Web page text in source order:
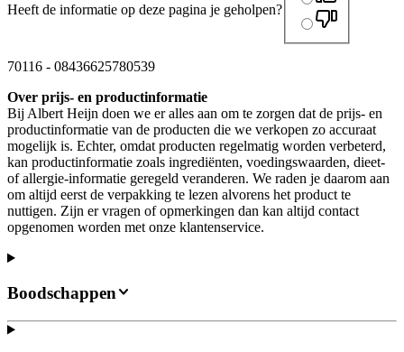
Heeft de informatie op deze pagina je geholpen?
70116 - 08436625780539
Over prijs- en productinformatie
Bij Albert Heijn doen we er alles aan om te zorgen dat de prijs- en
productinformatie van de producten die we verkopen zo accuraat
mogelijk is. Echter, omdat producten regelmatig worden verbeterd,
kan productinformatie zoals ingrediënten, voedingswaarden, dieet-
of allergie-informatie geregeld veranderen. We raden je daarom aan
om altijd eerst de verpakking te lezen alvorens het product te
nuttigen. Zijn er vragen of opmerkingen dan kan altijd contact
opgenomen worden met onze klantenservice.
Boodschappen